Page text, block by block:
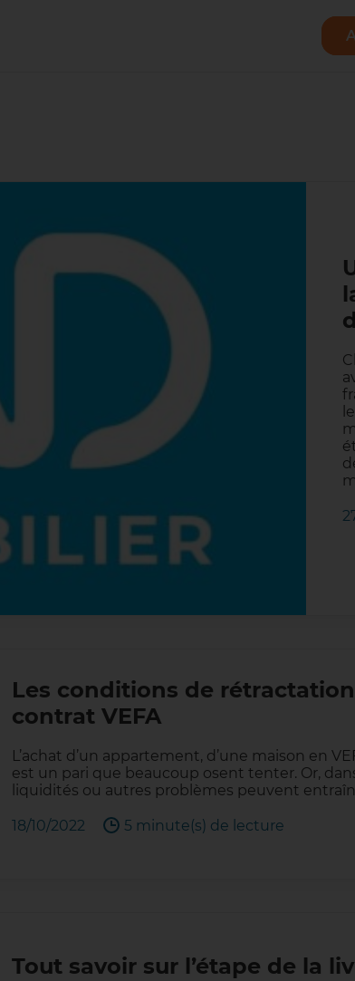
Les conditions de
contrat VEFA
L’achat d’un appartement, d’une maison en
est un pari que beaucoup osent tenter. Or,
liquidités ou autres problèmes peuvent
18/10/2022 5 minute(s) de lecture
Tout savoir sur l’étape de la